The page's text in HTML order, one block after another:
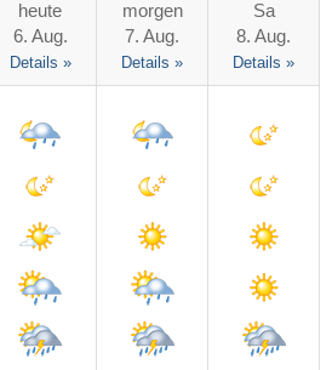
heute
6. Aug.
Details »
morgen
7. Aug.
Details »
Sa
8. Aug.
Details »